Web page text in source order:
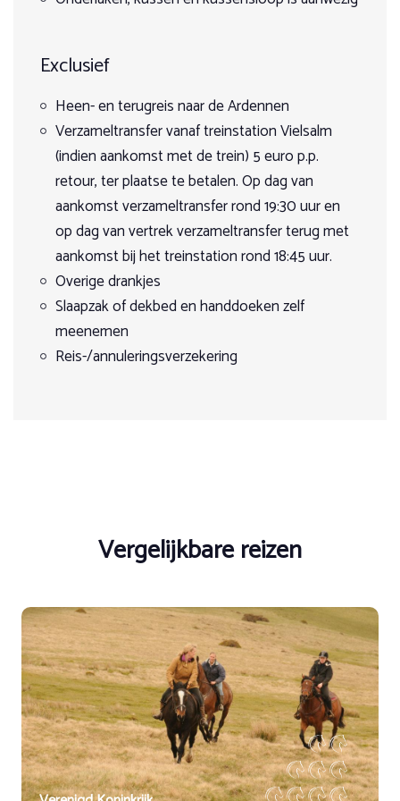
onderweg
€ 450,00
vr 21 augustus 2026
zo 23 augustus 2026
3 Dagen
Op aanvraag
€ 450,00
ma 24 augustus 2026
wo 26 augustus 2026
3 Dagen
Op aanvraag
2 vrije plaatsen
€ 450,00
Boeken
vr 4 september 2026
Op aanvraag
Vol
€ 450,00
Boeken
vr 11 september 2026
zo 13 september 2026
3 Dagen
Op aanvraag
Vol
Super weekend gehad!! Hele fijne mensen!!!
Leuke paardjes
Zeker voor herhaling vatbaar!!!
Eykens
DATUM: 26-03-2025
8
Dewyn
DATUM: 23-07-2025
Reiziger
DATUM: 17-08-2024
Exclusief
Heen- en terugreis naar de Ardennen
Verzameltransfer vanaf treinstation Vielsalm
(indien aankomst met de trein) 5 euro p.p.
retour, ter plaatse te betalen. Op dag van
aankomst verzameltransfer rond 19:30 uur en
op dag van vertrek verzameltransfer terug met
aankomst bij het treinstation rond 18:45 uur.
Overige drankjes
Slaapzak of dekbed en handdoeken zelf
meenemen
Reis-/annuleringsverzekering
Vergelijkbare reizen